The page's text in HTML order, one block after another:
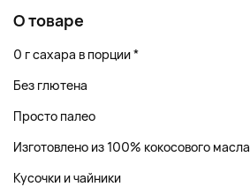
О товаре
0 г сахара в порции *
Без глютена
Просто палео
Изготовлено из 100% кокосового масла
Кусочки и чайники